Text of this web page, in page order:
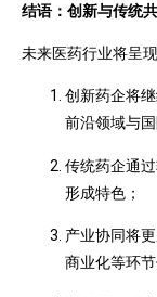
结语：创新与传统
未来医药行业将呈
创新药企将
前沿领域与
传统药企通
形成特色；
产业协同将
商业化等环